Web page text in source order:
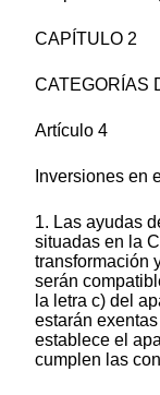
CAPÍTULO 2
CATEGORÍAS
Artículo 4
Inversiones en
1. Las ayudas
situadas en la
transformación
serán
la letra c) del
estarán
establece el
cumplen las